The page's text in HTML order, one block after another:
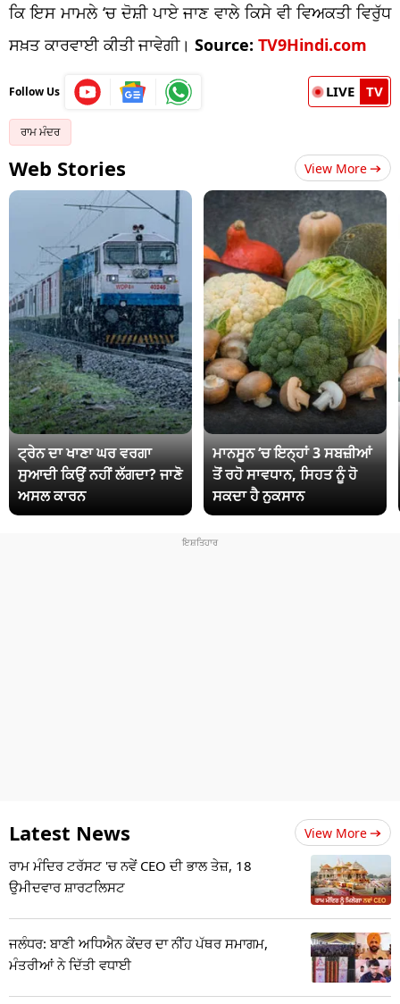
ਕਿ ਇਸ ਮਾਮਲੇ ‘ਚ ਦੋਸ਼ੀ ਪਾਏ ਜਾਣ ਵਾਲੇ ਕਿਸੇ ਵੀ ਵਿਅਕਤੀ ਵਿਰੁੱਧ
ਸਖ਼ਤ ਕਾਰਵਾਈ ਕੀਤੀ ਜਾਵੇਗੀ। Source: TV9Hindi.com
Follow Us LIVE TV
ਰਾਮ ਮੰਦਰ
Web Stories View More
ਟ੍ਰੇਨ ਦਾ ਖਾਣਾ ਘਰ ਵਰਗਾ
ਸੁਆਦੀ ਕਿਉਂ ਨਹੀਂ ਲੱਗਦਾ? ਜਾਣੋ
ਅਸਲ ਕਾਰਨ
ਮਾਨਸੂਨ ‘ਚ ਇਨ੍ਹਾਂ 3 ਸਬਜ਼ੀਆਂ
ਤੋਂ ਰਹੋ ਸਾਵਧਾਨ, ਸਿਹਤ ਨੂੰ ਹੋ
ਸਕਦਾ ਹੈ ਨੁਕਸਾਨ
Latest News View More
ਰਾਮ ਮੰਦਿਰ ਟਰੱਸਟ 'ਚ ਨਵੇਂ CEO ਦੀ ਭਾਲ ਤੇਜ਼, 18
ਉਮੀਦਵਾਰ ਸ਼ਾਰਟਲਿਸਟ
ਜਲੰਧਰ: ਬਾਣੀ ਅਧਿਐਨ ਕੇਂਦਰ ਦਾ ਨੀਂਹ ਪੱਥਰ ਸਮਾਗਮ,
ਮੰਤਰੀਆਂ ਨੇ ਦਿੱਤੀ ਵਧਾਈ